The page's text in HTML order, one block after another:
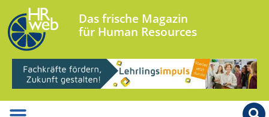
Das frische Magazin
für Human Resources